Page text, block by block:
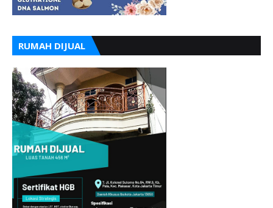
RUMAH DIJUAL